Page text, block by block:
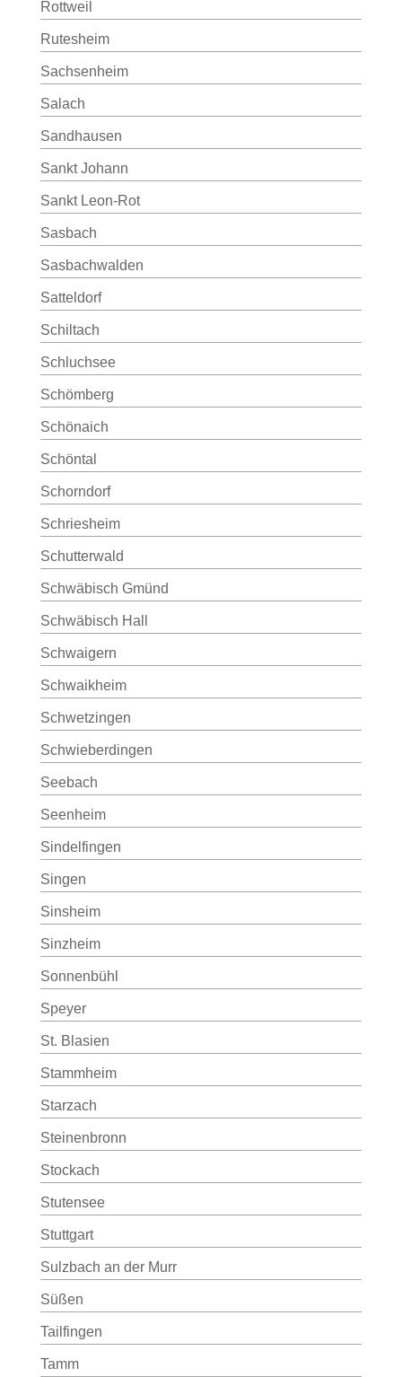
Rottweil
Rutesheim
Sachsenheim
Salach
Sandhausen
Sankt Johann
Sankt Leon-Rot
Sasbach
Sasbachwalden
Satteldorf
Schiltach
Schluchsee
Schömberg
Schönaich
Schöntal
Schorndorf
Schriesheim
Schutterwald
Schwäbisch Gmünd
Schwäbisch Hall
Schwaigern
Schwaikheim
Schwetzingen
Schwieberdingen
Seebach
Seenheim
Sindelfingen
Singen
Sinsheim
Sinzheim
Sonnenbühl
Speyer
St. Blasien
Stammheim
Starzach
Steinenbronn
Stockach
Stutensee
Stuttgart
Sulzbach an der Murr
Süßen
Tailfingen
Tamm